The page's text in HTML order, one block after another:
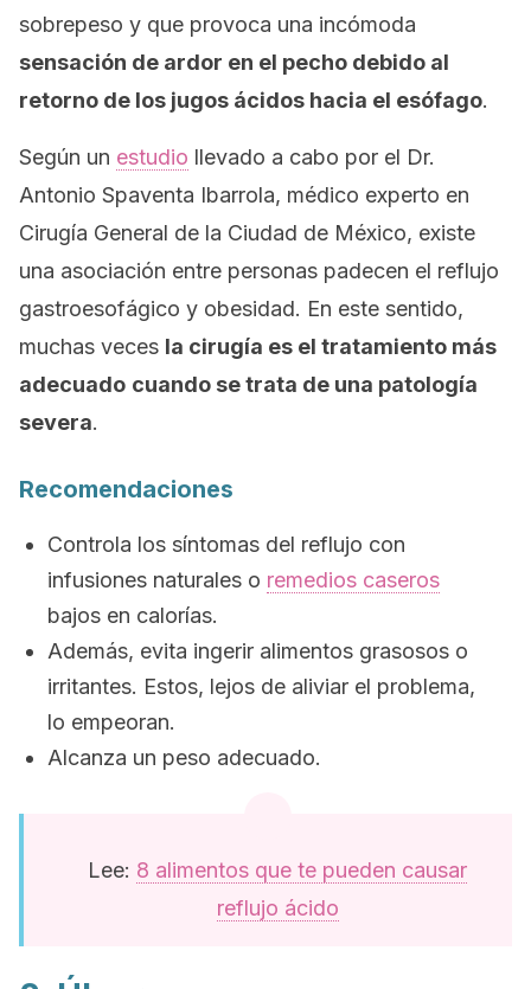
sobrepeso y que provoca una incómoda
sensación de ardor en el pecho debido al
retorno de los jugos ácidos hacia el esófago.
Según un estudio llevado a cabo por el Dr.
Antonio Spaventa Ibarrola, médico experto en
Cirugía General de la Ciudad de México, existe
una asociación entre personas padecen el reflujo
gastroesofágico y obesidad. En este sentido,
muchas veces la cirugía es el tratamiento más
adecuado cuando se trata de una patología
severa.
Recomendaciones
Controla los síntomas del reflujo con
infusiones naturales o remedios caseros
bajos en calorías.
Además, evita ingerir alimentos grasosos o
irritantes. Estos, lejos de aliviar el problema,
lo empeoran.
Alcanza un peso adecuado.
Lee: 8 alimentos que te pueden causar
reflujo ácido